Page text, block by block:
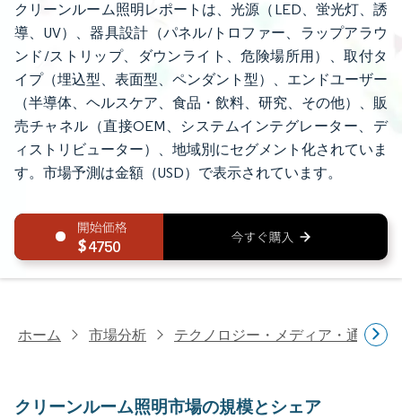
クリーンルーム照明レポートは、光源（LED、蛍光灯、誘
導、UV）、器具設計（パネル/トロファー、ラップアラウ
ンド/ストリップ、ダウンライト、危険場所用）、取付タ
イプ（埋込型、表面型、ペンダント型）、エンドユーザー
（半導体、ヘルスケア、食品・飲料、研究、その他）、販
売チャネル（直接OEM、システムインテグレーター、デ
ィストリビューター）、地域別にセグメント化されていま
す。市場予測は金額（USD）で表示されています。
4750
ホーム 市場分析 テクノロジー・メディア・通信研
クリーンルーム照明市場の規模とシェア